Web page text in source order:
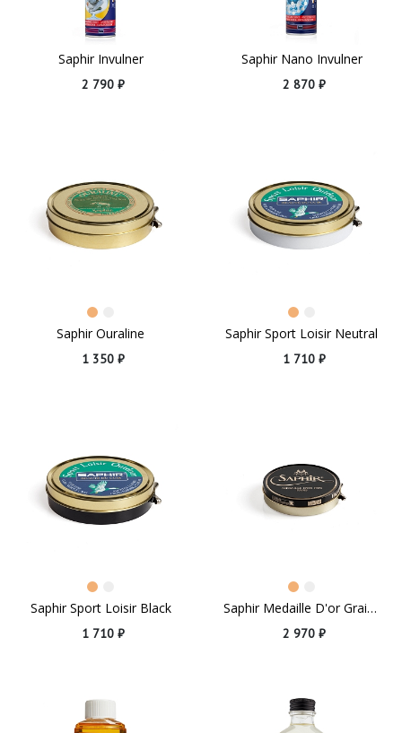
Saphir Invulner
2 790 ₽
Saphir Nano Invulner
2 870 ₽
Saphir Ouraline
1 350 ₽
Saphir Sport Loisir Neutral
1 710 ₽
Saphir Sport Loisir Black
1 710 ₽
Saphir Medaille D'or Graisse HP
2 970 ₽